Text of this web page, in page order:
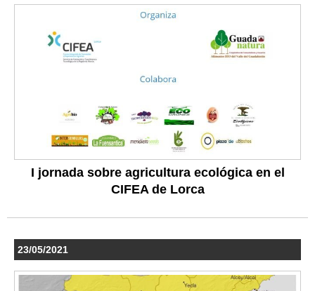
I jornada sobre agricultura ecológica en el
CIFEA de Lorca
23/05/2021